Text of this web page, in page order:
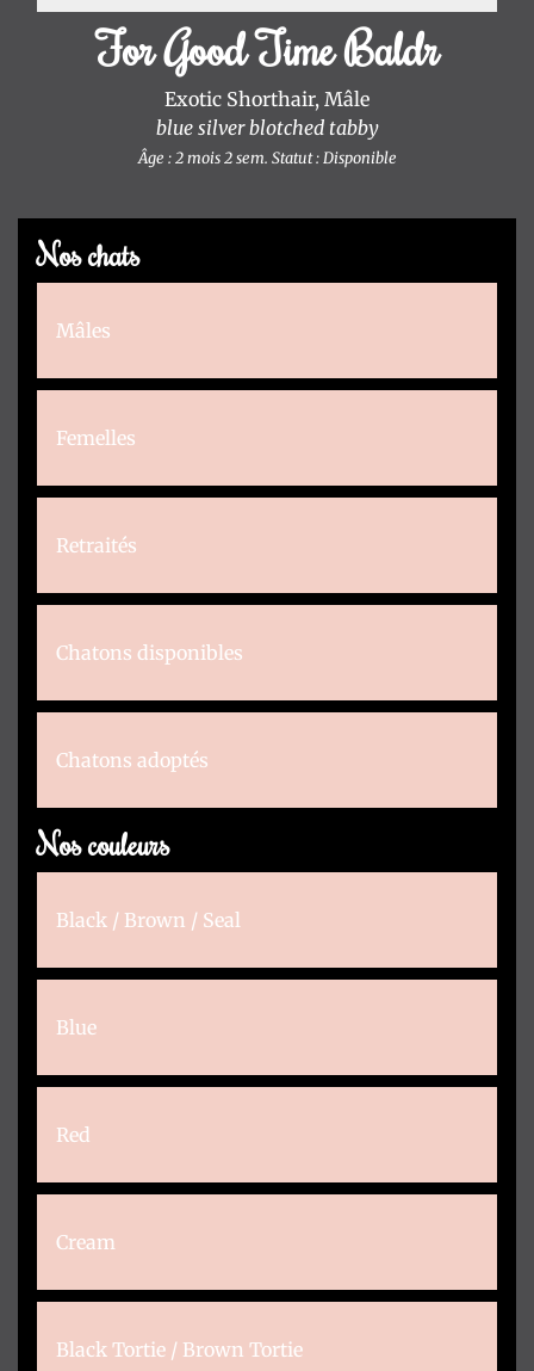
For Good Time Baldr
Exotic Shorthair, Mâle
blue silver blotched tabby
Âge : 2 mois 2 sem. Statut : Disponible
Nos chats
Mâles
Femelles
Retraités
Chatons disponibles
Chatons adoptés
Nos couleurs
Black / Brown / Seal
Blue
Red
Cream
Black Tortie / Brown Tortie